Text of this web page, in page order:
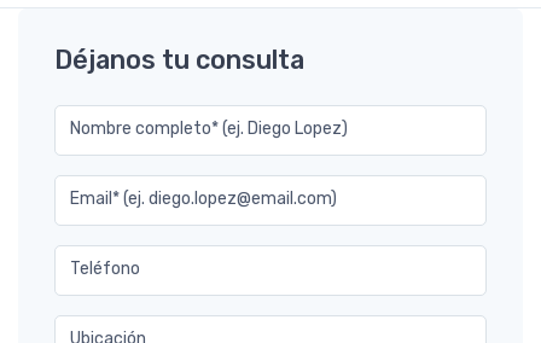
Déjanos tu consulta
Nombre completo* (ej. Diego Lopez)
Email* (ej. diego.lopez@email.com)
Teléfono
Ubicación